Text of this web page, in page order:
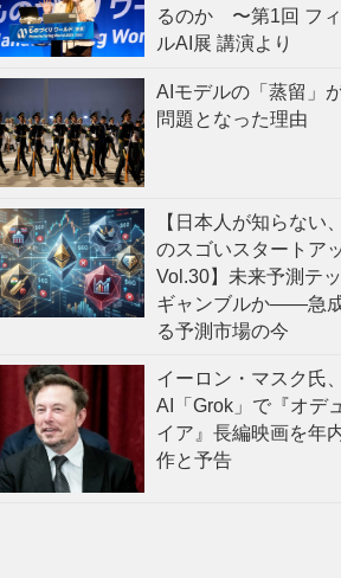
るのか 〜第1回 フ
ルAI展 講演より
AIモデルの「蒸留」
問題となった理由
【日本人が知らない
のスゴいスタートア
Vol.30】未来予測テ
ギャンブルか——急
る予測市場の今
イーロン・マスク氏、
AI「Grok」で『オデ
イア』長編映画を年
作と予告